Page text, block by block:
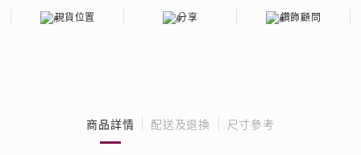
現貨位置 分享 鑽飾顧問
商品詳情 配送及退換 尺寸參考